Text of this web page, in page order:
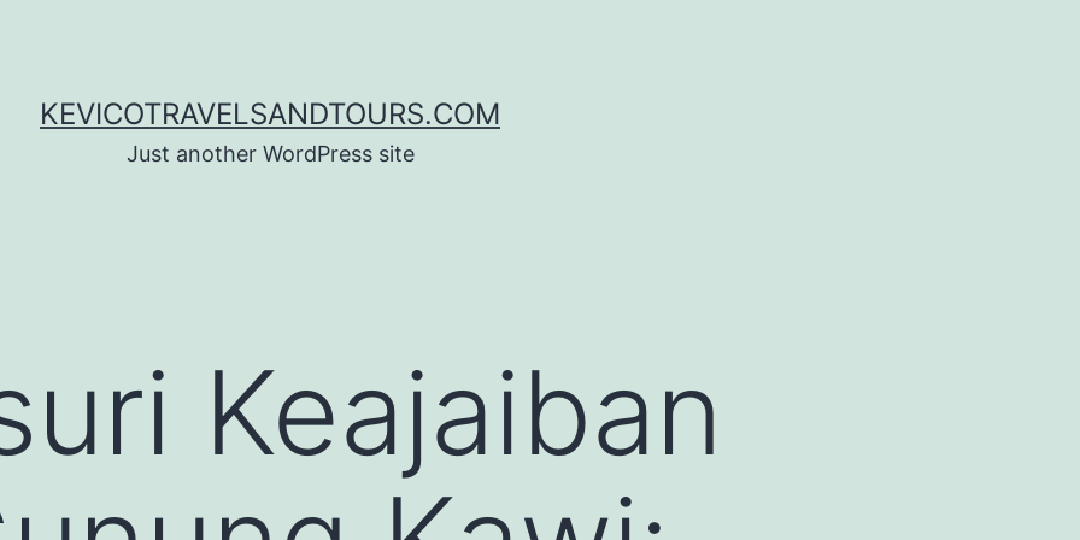
KEVICOTRAVELSANDTOURS.COM
Just another WordPress site
Keajaiban